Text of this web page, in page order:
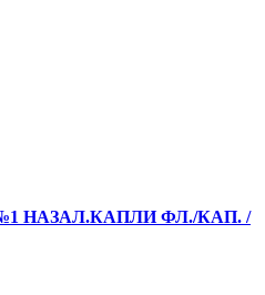
НАЗАЛ.КАПЛИ ФЛ./КАП. /